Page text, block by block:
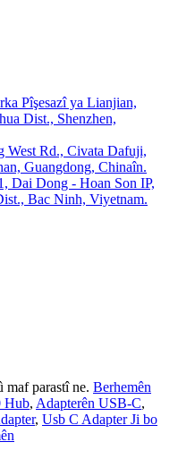
Pîşesazî ya Lianjian,
Dist., Shenzhen,
West Rd., Civata Dafuji,
Guangdong, Chinaîn.
Dai Dong - Hoan Son IP,
Bac Ninh, Viyetnam.
parastî ne. Berhemên
Hub, Adapterên USB-C,
, Usb C Adapter Ji bo